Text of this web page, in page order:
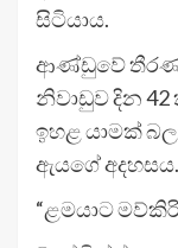
සිටියාය.
ආණ්ඩුවේ
නිවාඩුව දින
ඉහළ යාමක්
ඇයගේ අදහසය.
“ළමයාට